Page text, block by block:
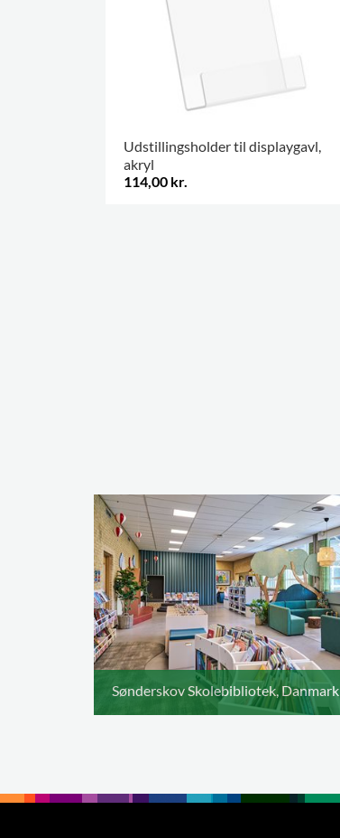
Udstillingsholder til displaygavl,
akryl
114,00 kr.
Sønderskov Skolebibliotek, Danmark